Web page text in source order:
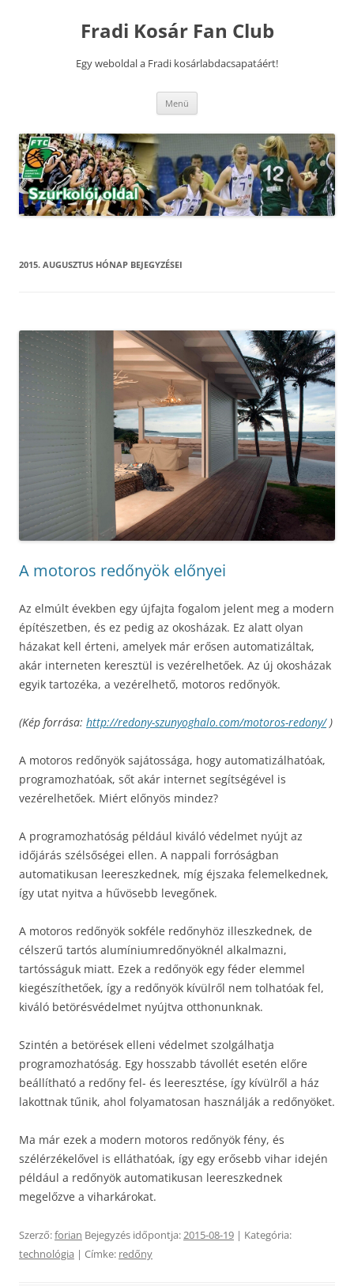
Fradi Kosár Fan Club
Egy weboldal a Fradi kosárlabdacsapatáért!
Menü
2015. AUGUSZTUS HÓNAP BEJEGYZÉSEI
A motoros redőnyök előnyei
Az elmúlt években egy újfajta fogalom jelent meg a modern
építészetben, és ez pedig az okosházak. Ez alatt olyan
házakat kell érteni, amelyek már erősen automatizáltak,
akár interneten keresztül is vezérelhetőek. Az új okosházak
egyik tartozéka, a vezérelhető, motoros redőnyök.
(Kép forrása: http://redony-szunyoghalo.com/motoros-redony/)
A motoros redőnyök sajátossága, hogy automatizálhatóak,
programozhatóak, sőt akár internet segítségével is
vezérelhetőek. Miért előnyös mindez?
A programozhatóság például kiváló védelmet nyújt az
időjárás szélsőségei ellen. A nappali forróságban
automatikusan leereszkednek, míg éjszaka felemelkednek,
így utat nyitva a hűvösebb levegőnek.
A motoros redőnyök sokféle redőnyhöz illeszkednek, de
célszerű tartós alumíniumredőnyöknél alkalmazni,
tartósságuk miatt. Ezek a redőnyök egy féder elemmel
kiegészíthetőek, így a redőnyök kívülről nem tolhatóak fel,
kiváló betörésvédelmet nyújtva otthonunknak.
Szintén a betörések elleni védelmet szolgálhatja
programozhatóság. Egy hosszabb távollét esetén előre
beállítható a redőny fel- és leeresztése, így kívülről a ház
lakottnak tűnik, ahol folyamatosan használják a redőnyöket.
Ma már ezek a modern motoros redőnyök fény, és
szélérzékelővel is elláthatóak, így egy erősebb vihar idején
például a redőnyök automatikusan leereszkednek
megelőzve a viharkárokat.
Szerző:forian Bejegyzés időpontja:2015-08-19 | Kategória:
technológia | Címke: redőny